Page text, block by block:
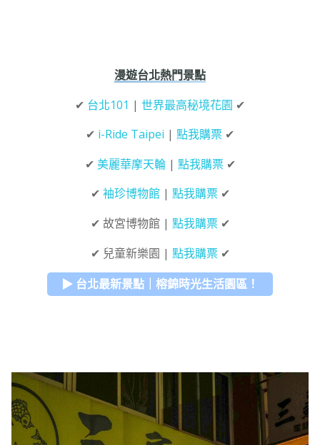
漫遊台北熱門景點
✔ 台北101 | 世界最高秘境花園 ✔
✔ i-Ride Taipei | 點我購票 ✔
✔ 美麗華摩天輪| 點我購票✔
✔ 袖珍博物館| 點我購票✔
✔ 故宮博物館 | 點我購票✔
✔ 兒童新樂園 | 點我購票✔
▶ 台北最新景點｜榕錦時光生活園區！